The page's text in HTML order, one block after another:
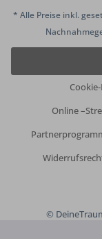
* Alle Preise inkl.
Online
©